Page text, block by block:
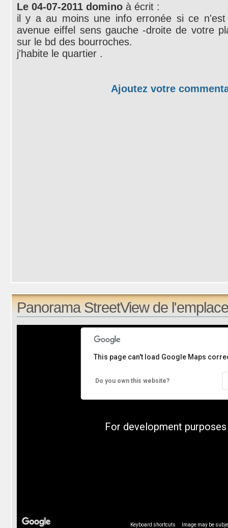
Le 04-07-2011 domino à écrit :
il y a au moins une info erronée si ce
avenue eiffel sens gauche -droite de votre
sur le bd des bourroches.
j'habite le quartier .
Ajoutez votre
Panorama StreetView de
For development
Keyboard shortcuts Image may be
This page can't load Google Maps
Do you own this website?